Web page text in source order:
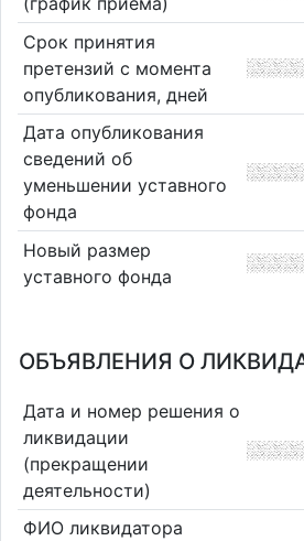
Срок принятия
претензий с момента
опубликования, дней
Дата опубликования
сведений об
уменьшении уставного
фонда
Новый размер
уставного фонда
ОБЪЯВЛЕНИЯ О
Дата и номер решения о
ликвидации
(прекращении
деятельности)
ФИО ликвидатора